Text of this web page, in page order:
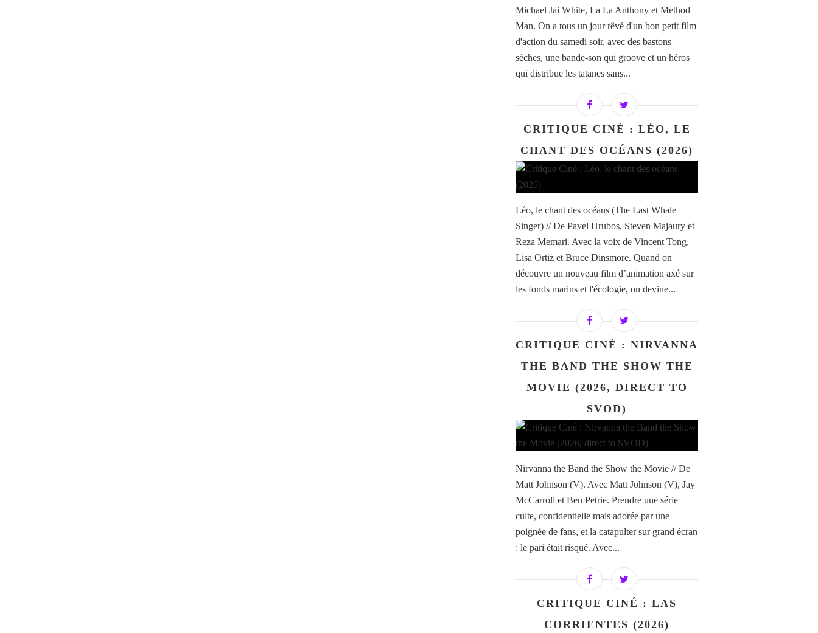
Michael Jai White, La La Anthony et Method
Man. On a tous un jour rêvé d'un bon petit film
d'action du samedi soir, avec des bastons
sèches, une bande-son qui groove et un héros
qui distribue les tatanes sans...
CRITIQUE CINÉ : LÉO, LE
CHANT DES OCÉANS (2026)
Léo, le chant des océans (The Last Whale
Singer) // De Pavel Hrubos, Steven Majaury et
Reza Memari. Avec la voix de Vincent Tong,
Lisa Ortiz et Bruce Dinsmore. Quand on
découvre un nouveau film d’animation axé sur
les fonds marins et l'écologie, on devine...
CRITIQUE CINÉ : NIRVANNA
THE BAND THE SHOW THE
MOVIE (2026, DIRECT TO
SVOD)
Nirvanna the Band the Show the Movie // De
Matt Johnson (V). Avec Matt Johnson (V), Jay
McCarroll et Ben Petrie. Prendre une série
culte, confidentielle mais adorée par une
poignée de fans, et la catapulter sur grand écran
: le pari était risqué. Avec...
CRITIQUE CINÉ : LAS
CORRIENTES (2026)